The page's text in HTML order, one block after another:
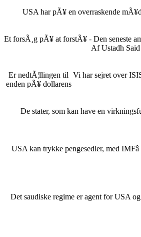
USA har pÃ¥ en overraskende
Et forsÃ¸g pÃ¥ at forstÃ¥ - Den seneste
Af Ustadh
Vi har sejret over
Er nedtÃ¦llingen til
enden pÃ¥ dollarens
De stater, som kan have en
USA kan trykke pengesedler, med
Det saudiske regime er agent for USA